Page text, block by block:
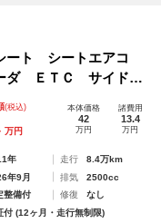
ート シートエアコ
ダ ＥＴＣ サイド＆
ＵＳＢ＆ＡＵＸ端
カーテンエアバッ
(税込)
万円
本体価格
42
万円
諸費用
13.4
万円
年 走行
8.4万km
年9月 排気
2500cc
整備付 修復
なし
付 (12ヶ月・走行無制限)